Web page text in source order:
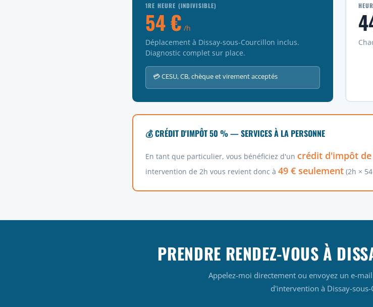
1RE HEURE (INDIVISIBLE)
54 € /h
Déplacement à Dissay-sous-Courcillon inclus.
Diagnostic complet sur place.
💳 CESU, CB, chèque et virement acceptés
💰 CRÉDIT D'IMPÔT 50 % — SERVICES À LA PERSONNE
En tant que particulier, vous bénéficiez d'un crédit d'impôt de
intervention de 2h vous revient donc à 49 € seulement (2h ×
PRENDRE RENDEZ-VOUS À
Appelez-moi directement ou envoyez un e-
d'intervention à Dissay-